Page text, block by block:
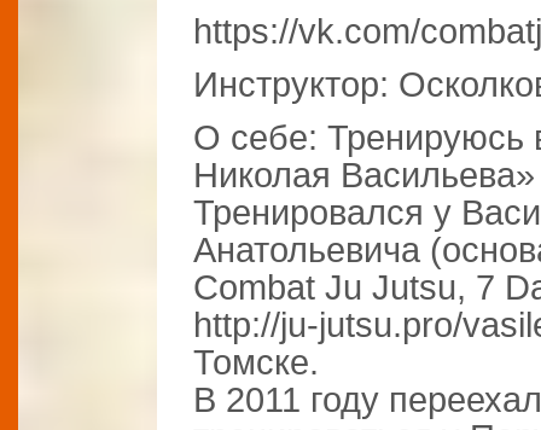
https://vk.com/
Инструктор:
О себе: Тренируюсь
Николая Васильева»
Тренировался у
Анатольевича
Combat Ju Jutsu, 7
http://ju-jutsu.pro/
Томске.
В 2011 году